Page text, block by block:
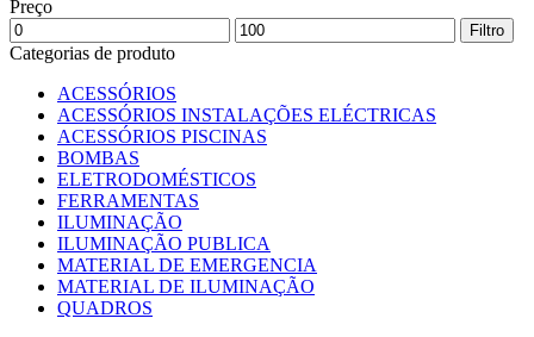
Preço
Filtro
Categorias de produto
ACESSÓRIOS
ACESSÓRIOS INSTALAÇÕES ELÉCTRICAS
ACESSÓRIOS PISCINAS
BOMBAS
ELETRODOMÉSTICOS
FERRAMENTAS
ILUMINAÇÃO
ILUMINAÇÃO PUBLICA
MATERIAL DE EMERGENCIA
MATERIAL DE ILUMINAÇÃO
QUADROS